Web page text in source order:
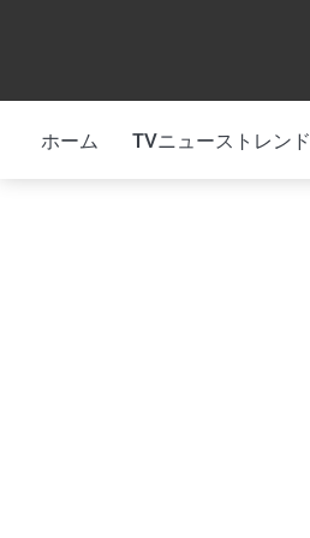
ホーム TVニューストレンド